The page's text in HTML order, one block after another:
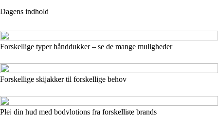
Dagens indhold
Forskellige typer hånddukker – se de mange muligheder
Forskellige skijakker til forskellige behov
Plej din hud med bodylotions fra forskellige brands